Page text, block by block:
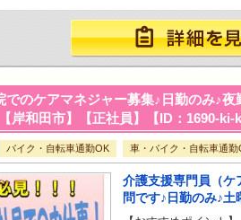
でのケアマネジャー募集♪日勤のみ♪
岸和田市】【正社員】【ID：1690-ki-
バイク・自転車通勤OK 車・バイク・自転車通勤
介護支援専門員（ケ
問です♪日勤のみ♪